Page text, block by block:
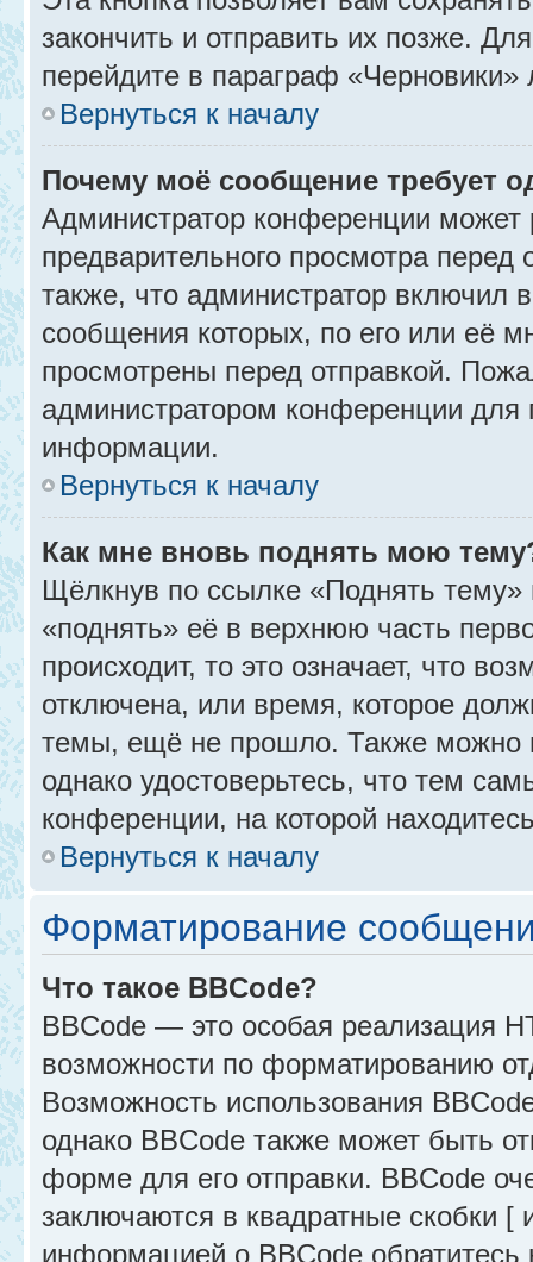
закончить и отправить их позже.
перейдите в параграф «Черновики»
Вернуться к началу
Почему моё сообщение требует
Администратор конференции
предварительного просмотра
также, что администратор включил
сообщения которых, по его или её
просмотрены перед отправкой.
администратором конференции для
информации.
Вернуться к началу
Как мне вновь поднять мою
Щёлкнув по ссылке «Поднять
«поднять» её в верхнюю часть
происходит, то это означает, что
отключена, или время, которое
темы, ещё не прошло. Также можно
однако удостоверьтесь, что тем
конференции, на которой
Вернуться к началу
Форматирование
Что такое BBCode?
BBCode — это особая реализация
возможности по форматированию
Возможность использования
однако BBCode также может быть
форме для его отправки. BBCode
заключаются в квадратные скобки
информацией о BBCode обратитесь